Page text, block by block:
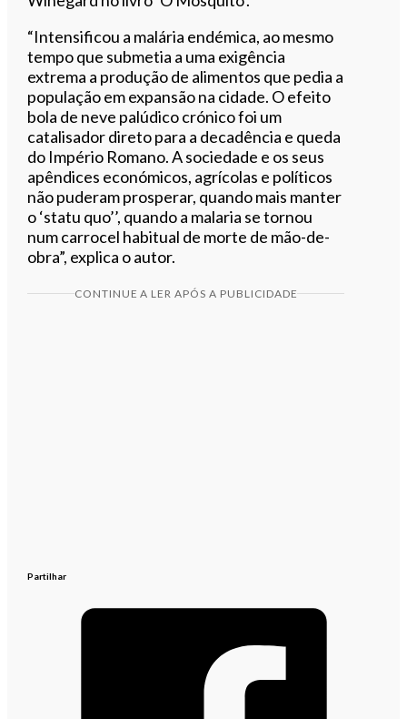
“Intensificou a malária endémica, ao mesmo
tempo que submetia a uma exigência
extrema a produção de alimentos que pedia a
população em expansão na cidade. O efeito
bola de neve palúdico crónico foi um
catalisador direto para a decadência e queda
do Império Romano. A sociedade e os seus
apêndices económicos, agrícolas e políticos
não puderam prosperar, quando mais manter
o ‘statu quo’’, quando a malaria se tornou
num carrocel habitual de morte de mão-de-
obra”, explica o autor.
CONTINUE A LER APÓS A PUBLICIDADE
Partilhar